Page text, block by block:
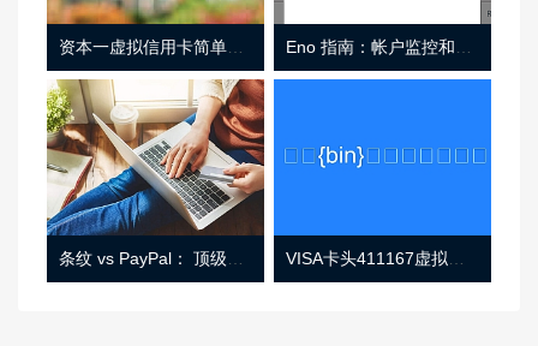
资本一虚拟信用卡简单介绍
条纹 vs PayPal： 顶级功能， 定价 （和更多！ VISA卡头411167虚拟卡基础信息